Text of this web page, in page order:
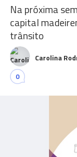
Na próxima
capital
trânsito
Carolina
0